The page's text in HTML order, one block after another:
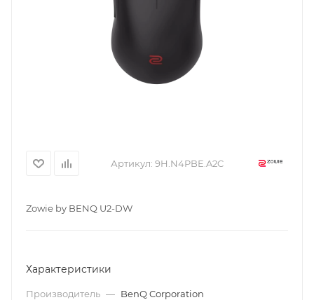
Артикул: 9H.N4PBE.A2C
Zowie by BENQ U2-DW
Характеристики
Производитель — BenQ Corporation